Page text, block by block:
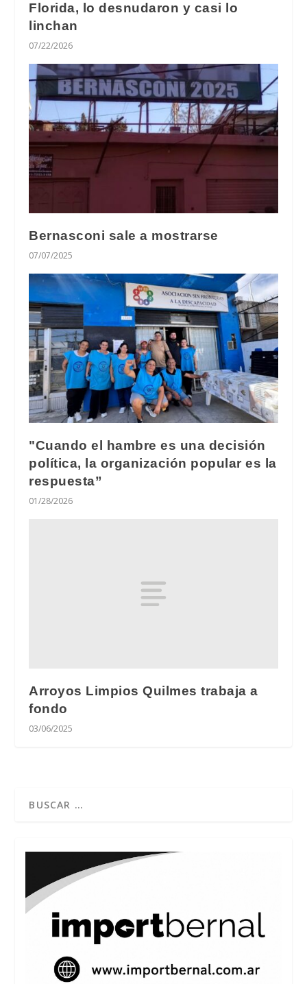
Florida, lo desnudaron y casi lo
linchan
07/22/2026
Bernasconi sale a mostrarse
07/07/2025
"Cuando el hambre es una decisión
política, la organización popular es la
respuesta”
01/28/2026
Arroyos Limpios Quilmes trabaja a
fondo
03/06/2025